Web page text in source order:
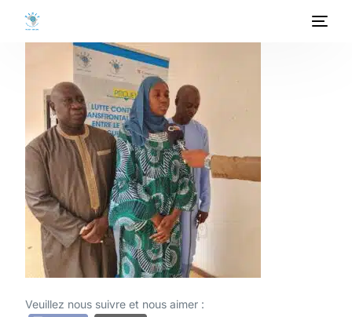
Veuillez nous suivre et nous aimer :
ACCUEIL
A PROPOS
PROGRAMMES
PROJETS
ACTIVITES
PUBLICATIONS
MEDIATHEQUE